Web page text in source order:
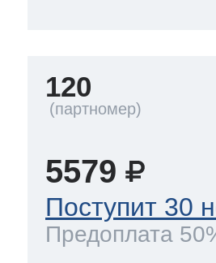
120
5579
Поступит 30
Предоплата